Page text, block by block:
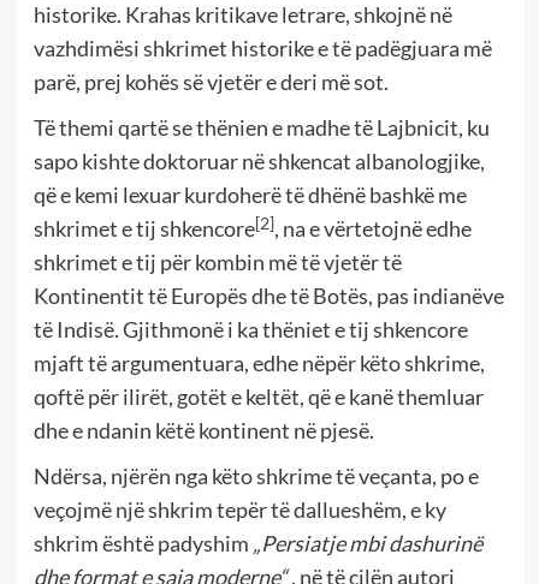
historike. Krahas kritikave letrare, shkojnë në
vazhdimësi shkrimet historike e të padëgjuara më
parë, prej kohës së vjetër e deri më sot.
Të themi qartë se thënien e madhe të Lajbnicit, ku
sapo kishte doktoruar në shkencat albanologjike,
që e kemi lexuar kurdoherë të dhënë bashkë me
shkrimet e tij shkencore[2], na e vërtetojnë edhe
shkrimet e tij për kombin më të vjetër të
Kontinentit të Europës dhe të Botës, pas indianëve
të Indisë. Gjithmonë i ka thëniet e tij shkencore
mjaft të argumentuara, edhe nëpër këto shkrime,
qoftë për ilirët, gotët e keltët, që e kanë themluar
dhe e ndanin këtë kontinent në pjesë.
Ndërsa, njërën nga këto shkrime të veçanta, po e
veçojmë një shkrim tepër të dallueshëm, e ky
shkrim është padyshim „Persiatje mbi dashurinë
dhe format e saja moderne“, në të cilën autori